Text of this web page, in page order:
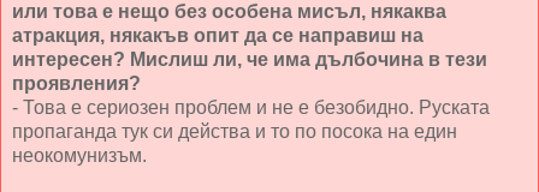
или това е нещо без особена мисъл, някаква
атракция, някакъв опит да се направиш на
интересен? Мислиш ли, че има дълбочина в тези
проявления?
- Това е сериозен проблем и не е безобидно. Руската
пропаганда тук си действа и то по посока на един
неокомунизъм.